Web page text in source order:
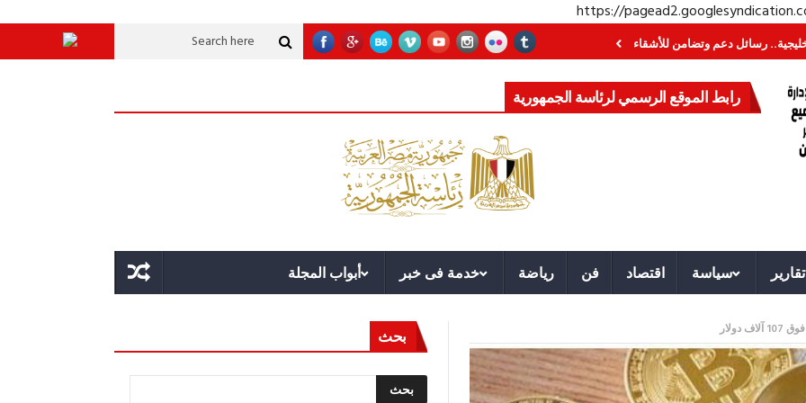
https://
دعم وتضامن للأشقاء جهاز مستقبل مصر نموذجا.. لماذا تُنشئ الدول كيانات تنموية عملاقة؟ قوة الدولة.. عندما يصبح التخطيط خط الدفاع الأول
رابط الموقع الرسمي لرئاسة الجمهورية
تقارير سياسة اقتصاد فن رياضة خدمة فى خبر أبواب المجلة
بحث